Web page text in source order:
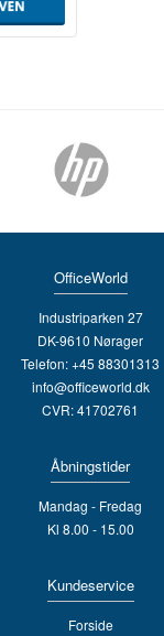
OfficeWorld
Industriparken 27
DK-9610 Nørager
Telefon: +45 88301313
info@officeworld.dk
CVR: 41702761
Åbningstider
Mandag - Fredag
Kl 8.00 - 15.00
Kundeservice
Forside